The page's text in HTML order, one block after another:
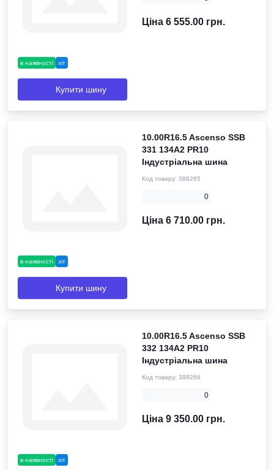
в наявності хіт
Ціна 6 555.00 грн.
Купити шину
в наявності хіт
10.00R16.5 Ascenso SSB
331 134A2 PR10
Індустріальна шина
Код товару: 388265
0
Ціна 6 710.00 грн.
Купити шину
в наявності хіт
10.00R16.5 Ascenso SSB
332 134A2 PR10
Індустріальна шина
Код товару: 388266
0
Ціна 9 350.00 грн.